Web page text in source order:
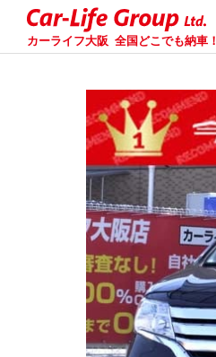
カーライフ大阪 全国どこでも納車！